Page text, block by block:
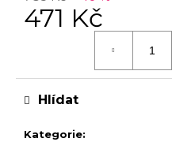
471 Kč
Kategorie:
Hlídat